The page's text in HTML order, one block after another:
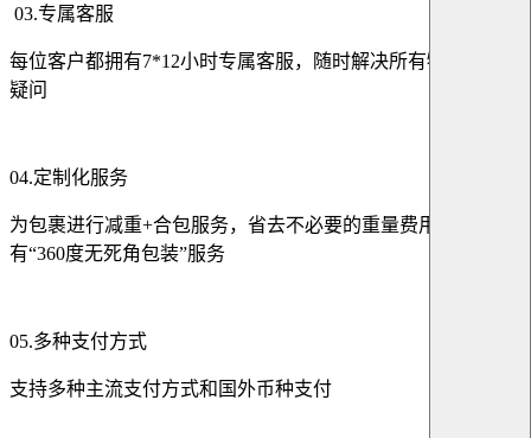
03.专属客服
每位客户都拥有7*12小时专属客服，随时解决所有物流需求与
疑问
04.定制化服务
为包裹进行减重+合包服务，省去不必要的重量费用，同时享
有“360度无死角包装”服务
05.多种支付方式
支持多种主流支付方式和国外币种支付